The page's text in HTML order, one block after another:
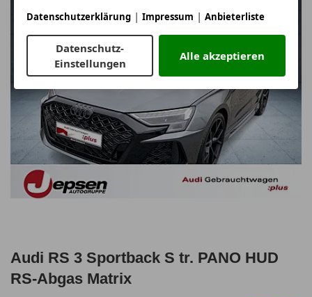
Audi RS 3 Sportback S tr. PANO HUD
RS-Abgas Matrix
Datenschutzerklärung | Impressum | Anbieterliste
Datenschutz-
Einstellungen
Alle akzeptieren